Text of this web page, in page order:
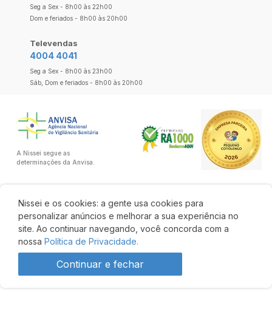
R$ 112,90
Nissei e os cookies: a gente usa cookies para
personalizar anúncios e melhorar a sua experiência no
site. Ao continuar navegando, você concorda com a
nossa Política de Privacidade.
Continuar e fechar
Seg a Sex - 8h00 às 22h00
Dom e feriados - 8h00 às 20h00
Televendas
4004 4041
Seg a Sex - 8h00 às 23h00
Sáb, Dom e feriados - 8h00 às 20h00
A Nissei segue as
determinações da Anvisa.